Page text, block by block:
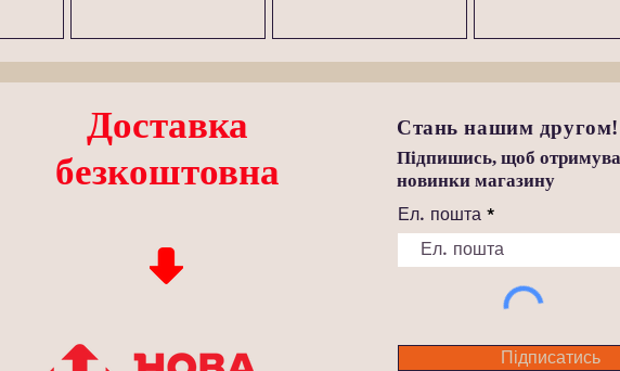
Доставка
безкоштовна
Стань нашим другом!
Підпишись, щоб
новинки магазину
Ел. пошта
Підписатись